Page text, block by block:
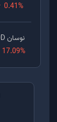
0.41%
نوسان 30D
17.09%